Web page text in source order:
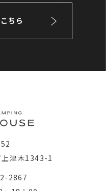
ちら
津木1343-1
2867